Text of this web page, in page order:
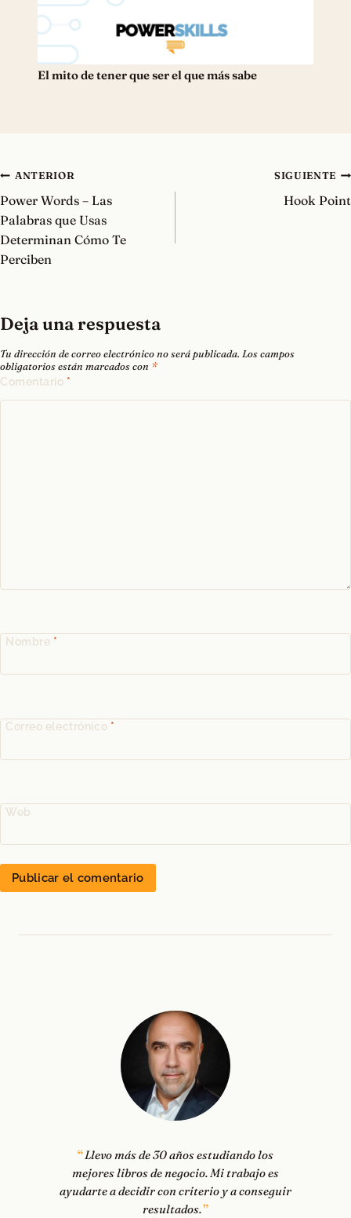
El mito de tener que ser el que más sabe
Navegación
de
entradas
ANTERIOR
Power Words – Las
Palabras que Usas
Determinan Cómo Te
Perciben
SIGUIENTE
Hook Point
Deja una respuesta
Tu dirección de correo electrónico no será publicada. Los campos
obligatorios están marcados con *
Comentario *
Nombre *
Correo electrónico *
Web
Llevo más de 30 años estudiando los
mejores libros de negocio. Mi trabajo es
ayudarte a decidir con criterio y a conseguir
resultados.